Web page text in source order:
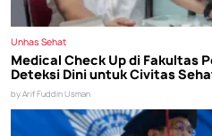
Unhas Sehat
Medical Check Up di Fakultas
Deteksi Dini untuk Civitas
by Arif Fuddin Usman